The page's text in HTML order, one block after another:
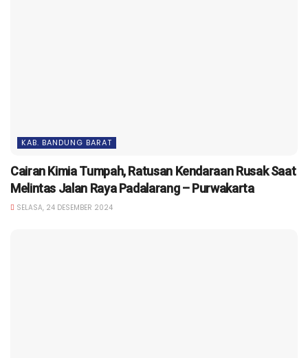
KAB. BANDUNG BARAT
Cairan Kimia Tumpah, Ratusan Kendaraan Rusak Saat
Melintas Jalan Raya Padalarang – Purwakarta
SELASA, 24 DESEMBER 2024